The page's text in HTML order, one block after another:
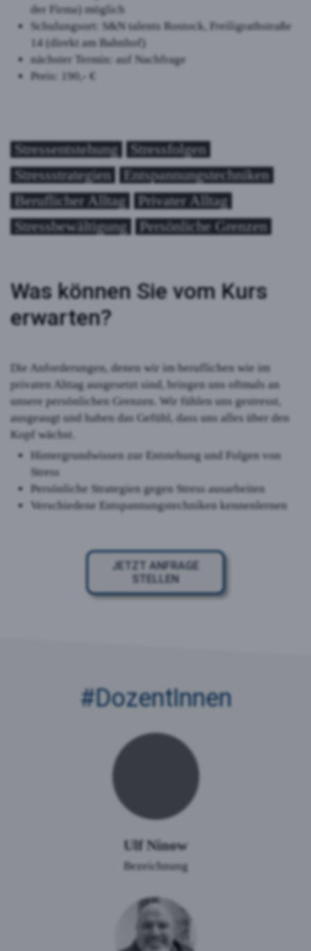
der Firma) möglich
Schulungsort: S&N talents Rostock, Freiligrathstraße
14 (direkt am Bahnhof)
nächster Termin: auf Nachfrage
Preis: 190,- €
Stressentstehung
Stressfolgen
Stressstrategien
Entspannungstechniken
Beruflicher Alltag
Privater Alltag
Stressbewältigung
Persönliche Grenzen
Was können Sie vom Kurs
erwarten?
Die Anforderungen, denen wir im beruflichen wie im
privaten Alttag ausgesetzt sind, bringen uns oftmals an
unsere persönlichen Grenzen. Wir fühlen uns gestresst,
ausgeaugt und haben das Gefühl, dass uns alles über den
Kopf wächst.
Hintergrundwissen zur Entstehung und Folgen von
Stress
Persönliche Strategien gegen Stress ausarbeiten
Verschiedene Entspannungstechniken kennenlernen
JETZT ANFRAGE
STELLEN
#Dozent­Innen
Ulf Ninow
Bezeichnung